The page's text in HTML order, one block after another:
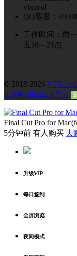
vfxcool
QQ客服：
工作时间：周
五10—21点
© 2018-2026
ICP备18026256号-1
Final Cut Pro for
5分钟前 有人购买 去
升级VIP
每日签到
全屏浏览
夜间模式